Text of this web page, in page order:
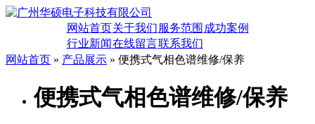
网站首页关于我们 服务范围 成功案例
行业新闻在线留言联系我们
网站首页 » 产品展示 » 便携式气相色谱维修/保养
便携式气相色谱维修/保养